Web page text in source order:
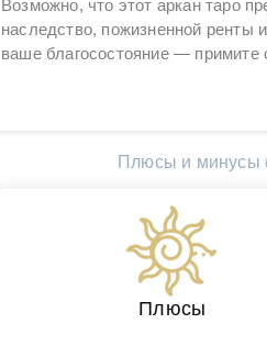
Возможно, что этот аркан таро
наследство, пожизненной ренты
ваше благосостояние — примите
Плюсы и минусы
Плюсы